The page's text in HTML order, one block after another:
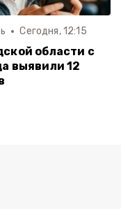
Сегодня, 12:15
области с
выявили 12